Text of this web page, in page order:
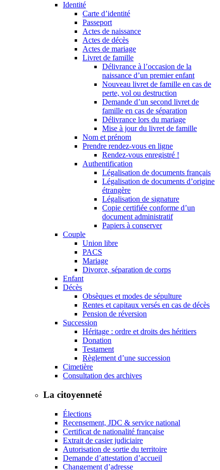
Identité
Carte d’identité
Passeport
Actes de naissance
Actes de décès
Actes de mariage
Livret de famille
Délivrance à l’occasion de la
naissance d’un premier enfant
Nouveau livret de famille en cas de
perte, vol ou destruction
Demande d’un second livret de
famille en cas de séparation
Délivrance lors du mariage
Mise à jour du livret de famille
Nom et prénom
Prendre rendez-vous en ligne
Rendez-vous enregistré !
Authentification
Légalisation de documents français
Légalisation de documents d’origine
étrangère
Légalisation de signature
Copie certifiée conforme d’un
document administratif
Papiers à conserver
Couple
Union libre
PACS
Mariage
Divorce, séparation de corps
Enfant
Décès
Obsèques et modes de sépulture
Rentes et capitaux versés en cas de décès
Pension de réversion
Succession
Héritage : ordre et droits des héritiers
Donation
Testament
Règlement d’une succession
Cimetière
Consultation des archives
La citoyenneté
Élections
Recensement, JDC & service national
Certificat de nationalité française
Extrait de casier judiciaire
Autorisation de sortie du territoire
Demande d’attestation d’accueil
Changement d’adresse